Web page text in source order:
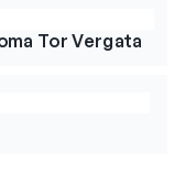
Tor Vergata